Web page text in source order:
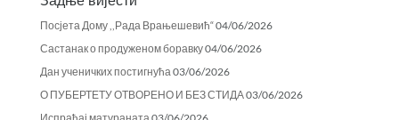
Посјета Дому ,,Рада Врањешевић“04/06/2026
Састанак о продуженом боравку04/06/2026
Дан ученичких постигнућа 03/06/2026
О ПУБЕРТЕТУ ОТВОРЕНО И БЕЗ СТИДА03/06/2026